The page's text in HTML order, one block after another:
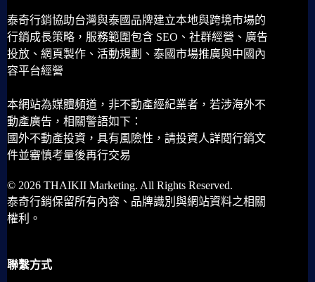
泰奇行銷協助台灣與泰國品牌建立本地與跨境市場的
行銷成長策略，服務範圍包含 SEO、社群經營、廣告
投放、網頁製作、活動規劃、泰國市場推廣與中國內
容平台經營
本網站為媒體頻道，非不動產經紀業者，若涉海外不
動產廣告，相關警語如下：
國外不動產投資，具有風險性，請投資人詳閱行銷文
件並審慎考量後再行交易
© 2026 THAIKII Marketing. All Rights Reserved.
泰奇行銷保留所有內容、品牌識別與網站資料之相關
權利。
聯繫方式